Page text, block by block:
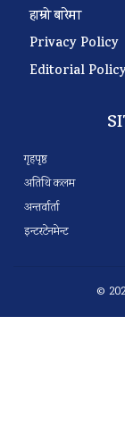
हाम्रो बारेमा
Privacy Policy
Editorial
गृहपृष्ठ
अतिथि कलम
अन्तर्वार्ता
इन्टरटेनमेन्ट
©